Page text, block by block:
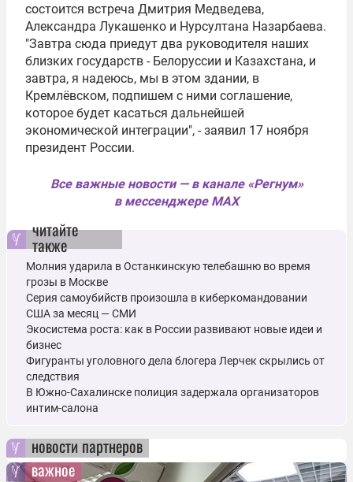
состоится встреча Дмитрия Медведева,
Александра Лукашенко и Нурсултана Назарбаева.
"Завтра сюда приедут два руководителя наших
близких государств - Белоруссии и Казахстана, и
завтра, я надеюсь, мы в этом здании, в
Кремлёвском, подпишем с ними соглашение,
которое будет касаться дальнейшей
экономической интеграции", - заявил 17 ноября
президент России.
Все важные новости — в канале «Регнум»
в мессенджере MAX
читайте
также
Молния ударила в Останкинскую телебашню во время
грозы в Москве
Серия самоубийств произошла в киберкомандовании
США за месяц — СМИ
Экосистема роста: как в России развивают новые идеи и
бизнес
Фигуранты уголовного дела блогера Лерчек скрылись от
следствия
В Южно-Сахалинске полиция задержала организаторов
интим-салона
новости партнеров
важное